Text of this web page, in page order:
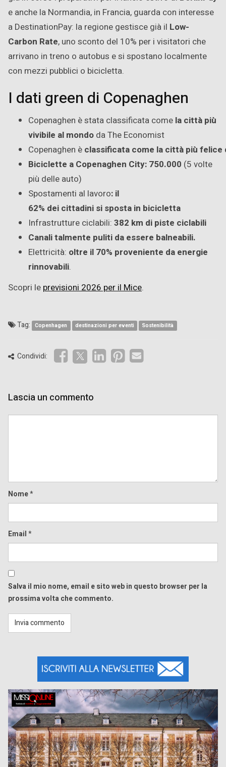
e anche la Normandia, in Francia, guarda con interesse
a DestinationPay: la regione gestisce già il Low-
Carbon Rate, uno sconto del 10% per i visitatori che
arrivano in treno o autobus e si spostano localmente
con mezzi pubblici o bicicletta.
I dati green di Copenaghen
Copenaghen è stata classificata come la città più
vivibile al mondo da The Economist
Copenaghen è classificata come la città più
Biciclette a Copenaghen City: 750.000 (5 volte
più delle auto)
Spostamenti al lavoro: il
62% dei cittadini si sposta in bicicletta
Infrastrutture ciclabili: 382 km di piste ciclabili
Canali talmente puliti da essere balneabili.
Elettricità: oltre il 70% proveniente da energie
rinnovabili.
Scopri le previsioni 2026 per il Mice.
Tag: Copenhagen destinazioni per eventi Sostenibilità
Condividi:
Lascia un commento
Nome*
Email*
Salva il mio nome, email e sito web in questo browser per la
prossima volta che commento.